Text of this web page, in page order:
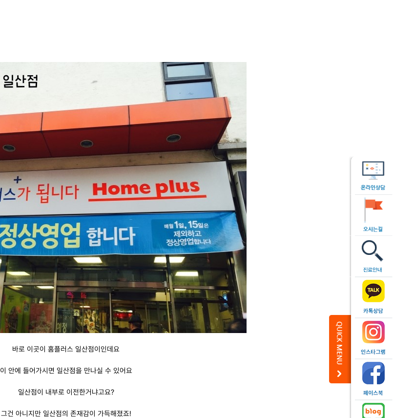
바로 이곳이 홈플러스 일산점이인데요
이 안에 들어가시면 일산점을 만나실 수 있어요
일산점이 내부로 이전한거냐고요?
그건 아니지만 일산점의 존재감이 가득해졌죠!